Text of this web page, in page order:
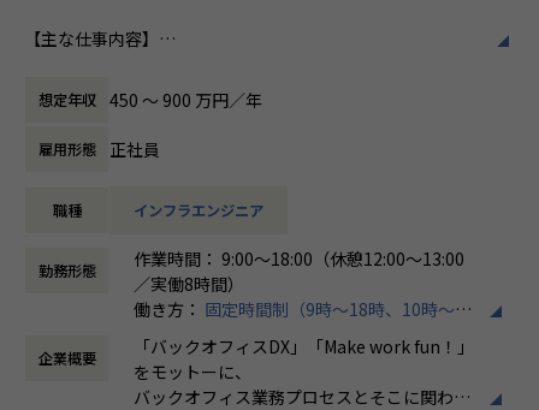
・必要なときに必要なシステムを簡単に利用できる
展を続けること
アがワクワクする社会を創っていきます。
【プロジェクト内容※一例です※】
受注システム：要件定義からリリースまで約2年のプロジ
ェクトにおいて、開発期間は2ヵ月と短納期で完了
生成型AI ：プロセスマイニングを用いた野良AIの防止
【ローコード開発に携わったエンジニアの声】
働き方/リモートワーク
均週2～3日の在宅勤務が可能です。転勤はな
きます。残業は月平均10時間程度と少なく、
【主な仕事内容】
インフラエンジニアとして、
これから導入していきたいお客様や、クラウドの利用をさら
に加速をしたいお客様に対して、
提案および調査分析、設計、構築、保守等の業務を行ってい
上流工程～下流工程すべての作業があり、当社メンバーでチ
大手銀行向け 基盤更改
想定年収 450 〜 900 万円／年
雇用形態 正社員
職種 インフラエンジニア
勤務形態
作業時間： 9:00～18:00（休憩12:00～13:00
／実働8時間）
働き方： 固定時間制（9時～18時、10時～19
時など）
時間外労働の有無： 有（月平均10時間）
休憩時間： 60分
企業概要
「バックオフィスDX」「Make work fun！」
をモットーに、
バックオフィス業務プロセスとそこに関わる